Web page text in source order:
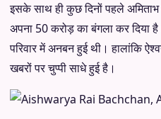
इसके साथ ही कुछ दिनों पहले
अपना 50 करोड़ का बंगला कर
परिवार में अनबन हुई थी। हालांकि
खबरों पर चुप्पी साधे हुई है।